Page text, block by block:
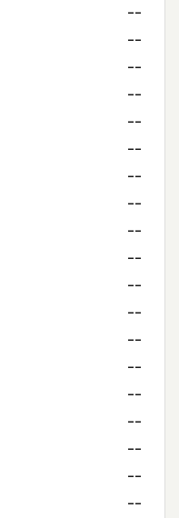
--
--
--
--
--
--
--
--
--
--
--
--
--
--
--
--
--
--
--